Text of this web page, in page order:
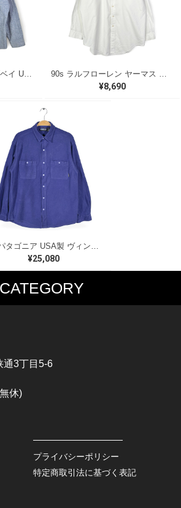
¥8,690
90s パタゴニア USA製 ヴィンテージ フリースオーバーシャツ パープル シンチラ PATAGONIA サイズM CA1566
¥25,080
CATEGORY
T-SHIRTS
CHAMPION
JACKET
DENIM
LEATHER
通3丁目5-6
休)
プライバシーポリシー
特定商取引法に基づく表記